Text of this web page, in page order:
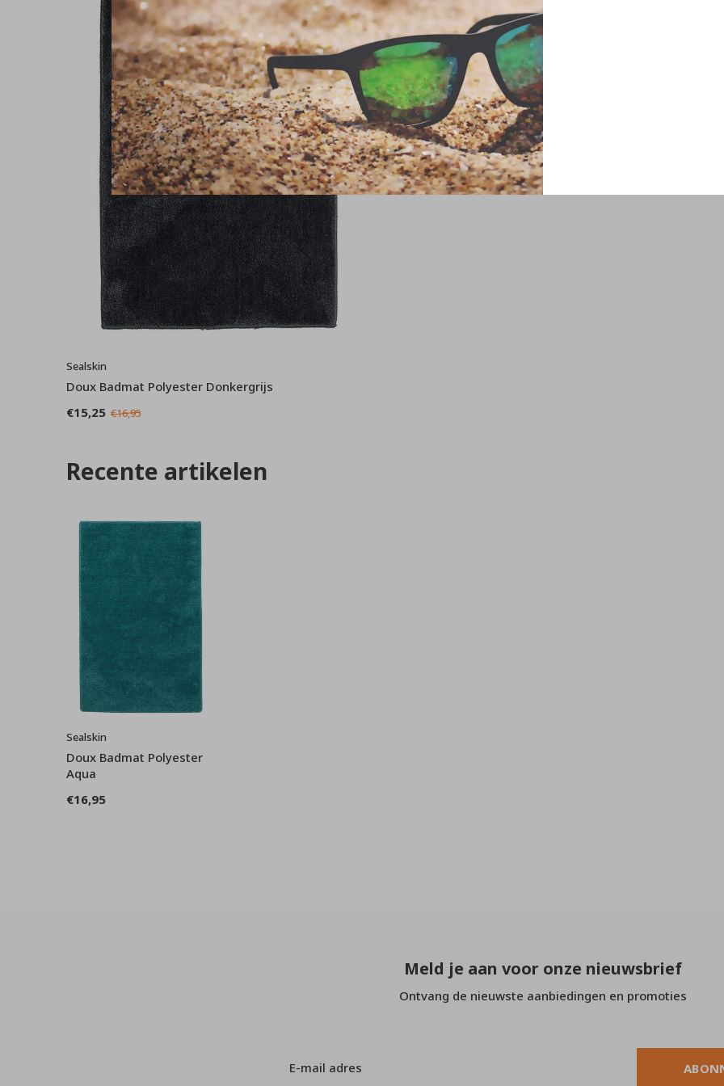
Sealskin
Doux Badmat Polyester Donkergrijs
€15,25 €16,95
Recente artikelen
Sealskin
Doux Badmat Polyester
Aqua
€16,95
Meld je aan voor onze nieuwsbrief
Ontvang de nieuwste aanbiedingen en promoties